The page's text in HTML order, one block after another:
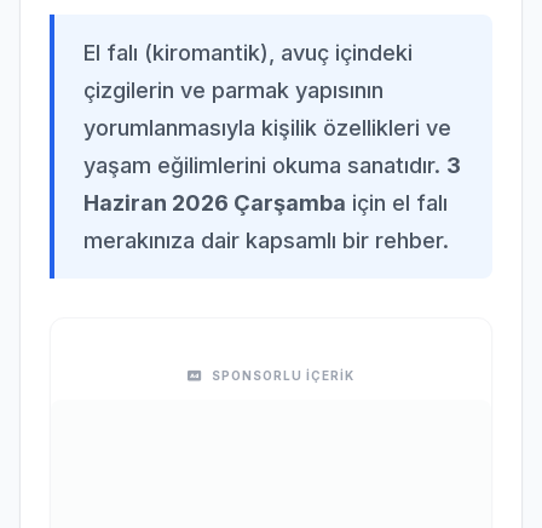
El falı (kiromantik), avuç içindeki
çizgilerin ve parmak yapısının
yorumlanmasıyla kişilik özellikleri ve
yaşam eğilimlerini okuma sanatıdır. 3
Haziran 2026 Çarşamba için el falı
merakınıza dair kapsamlı bir rehber.
SPONSORLU İÇERİK